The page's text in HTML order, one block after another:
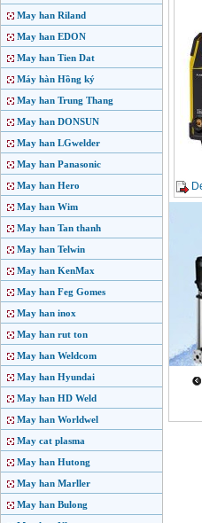
May han Riland
May han EDON
May han Tien Dat
Máy hàn Hồng ký
May han Trung Thang
May han DONSUN
May han LGwelder
May han Panasonic
May han Hero
May han Wim
May han Tan thanh
May han Telwin
May han KenMax
May han Feg Gomes
May han inox
May han rut ton
May han Weldcom
May han Hyundai
May han HD Weld
May han Worldwel
May cat plasma
May han Hutong
May han Marller
May han Bulong